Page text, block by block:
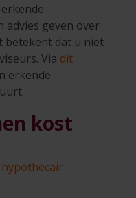
advies geven over
betekent dat u niet
Via dit
erkende
kost